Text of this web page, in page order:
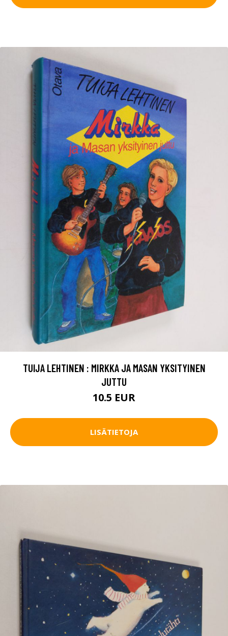
TUIJA LEHTINEN : MIRKKA JA MASAN YKSITYINEN
JUTTU
10.5 EUR
LISÄTIETOJA